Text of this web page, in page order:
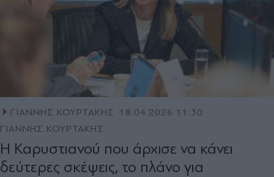
ΓΙΑΝΝΗΣ ΚΟΥΡΤΑΚΗΣ
18.04.2026 11:30
ΓΙΑΝΝΗΣ ΚΟΥΡΤΑΚΗΣ
Η Καρυστιανού που άρχισε να κάνει
δεύτερες σκέψεις, το πλάνο για